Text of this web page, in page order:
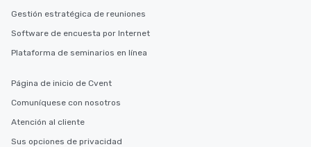
Gestión estratégica de reuniones
Software de encuesta por Internet
Plataforma de seminarios en línea
Página de inicio de Cvent
Comuníquese con nosotros
Atención al cliente
Sus opciones de privacidad